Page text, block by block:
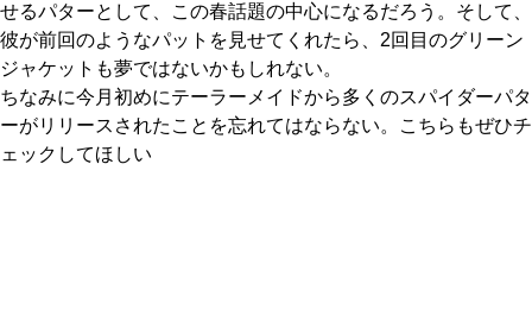
せるパターとして、この春話題の中心になるだろう。そして、
彼が前回のようなパットを見せてくれたら、2回目のグリーン
ジャケットも夢ではないかもしれない。
ちなみに今月初めにテーラーメイドから多くのスパイダーパタ
ーがリリースされたことを忘れてはならない。こちらもぜひチ
ェックしてほしい